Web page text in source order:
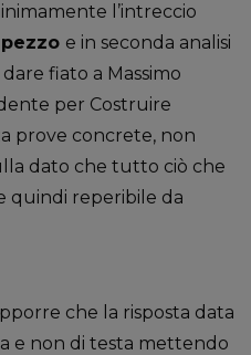
l’intreccio
e in seconda analisi
fiato a Massimo
per Costruire
prove concrete, non
dato che tutto ciò che
quindi reperibile da
che la risposta data
e non di testa mettendo